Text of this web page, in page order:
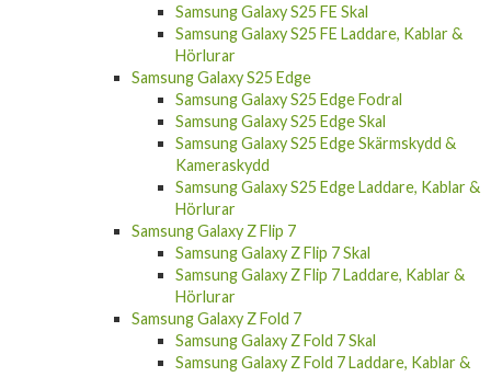
Samsung Galaxy S25 FE Skal
Samsung Galaxy S25 FE Laddare, Kablar &
Hörlurar
Samsung Galaxy S25 Edge
Samsung Galaxy S25 Edge Fodral
Samsung Galaxy S25 Edge Skal
Samsung Galaxy S25 Edge Skärmskydd &
Kameraskydd
Samsung Galaxy S25 Edge Laddare, Kablar &
Hörlurar
Samsung Galaxy Z Flip 7
Samsung Galaxy Z Flip 7 Skal
Samsung Galaxy Z Flip 7 Laddare, Kablar &
Hörlurar
Samsung Galaxy Z Fold 7
Samsung Galaxy Z Fold 7 Skal
Samsung Galaxy Z Fold 7 Laddare, Kablar &